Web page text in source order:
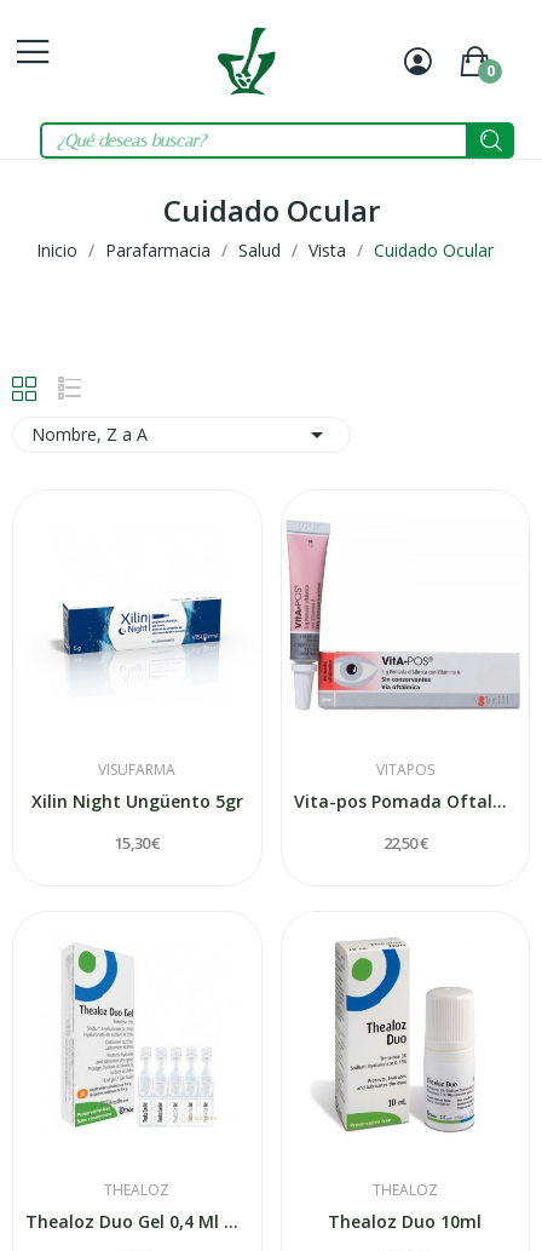
Mi
0
Cuidado Ocular
Inicio Parafarmacia Salud Vista Cuidado Ocular
Nombre, Z a A 
VISUFARMA
Xilin Night Ungüento 5gr
15,30 €
VITAPOS
Vita-pos Pomada Oftalmica 5gr
22,50 €
THEALOZ
Thealoz Duo Gel 0,4 Ml X 30 Unidosis
THEALOZ
Thealoz Duo 10ml